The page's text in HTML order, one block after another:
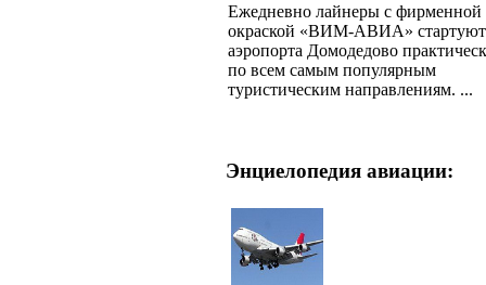
Ежедневно лайнеры с фирменной
окраской «ВИМ-АВИА» стартуют
аэропорта Домодедово
по всем самым популярным
туристическим направлениям. ...
Энциелопедия авиации: